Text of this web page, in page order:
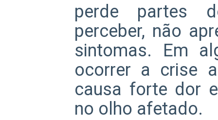
perde partes
perceber, não
sintomas. Em
ocorrer a crise
causa forte dor
no olho afetado.